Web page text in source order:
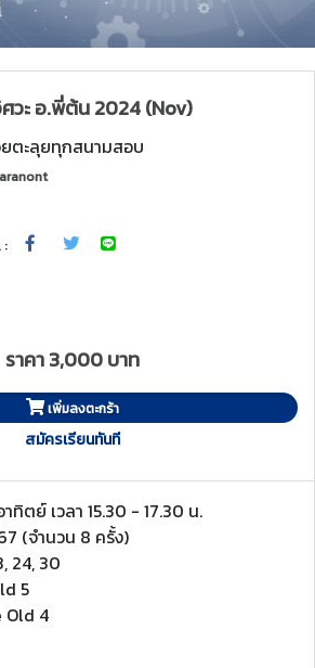
วะ อ.พี่ต้น 2024 (Nov)
ยตะลุยทุกสนามสอบ
ราคา 3,000 บาท
เพิ่มลงตะกร้า
สมัครเรียนทันที
ทิตย์ เวลา 15.30 - 17.30 น.
(จำนวน 8 ครั้ง)
24, 30
5
Old 4